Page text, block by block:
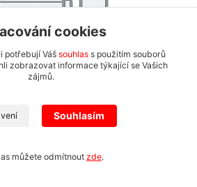
trubice Retraflex
cookies
potřebují Váš souhlass použitím souborů
zobrazovat informace týkající se Vašich
zájmů.
Souhlasím
můžete odmítnout zde.